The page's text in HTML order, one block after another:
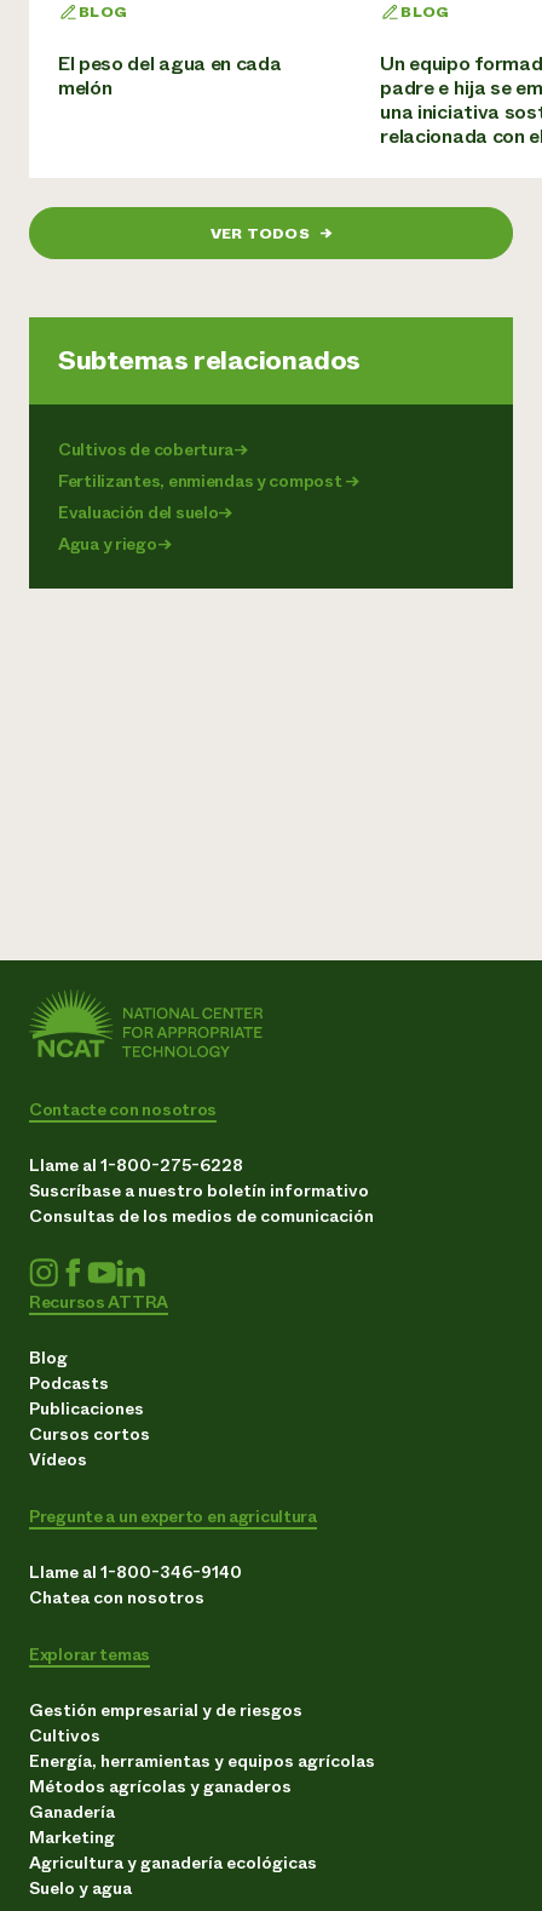
BLOG
El peso del agua en cada
melón
BLOG
Un equipo
padre e hija se
una iniciativa
relacionada con
VER TODOS →
Subtemas relacionados
Cultivos de cobertura→
Fertilizantes, enmiendas y compost→
Evaluación del suelo→
Agua y riego→
Contacte con nosotros
Llame al 1-800-275-6228
Suscríbase a nuestro boletín informativo
Consultas de los medios de comunicación
Recursos ATTRA
Blog
Podcasts
Publicaciones
Cursos cortos
Vídeos
Pregunte a un experto en agricultura
Llame al 1-800-346-9140
Chatea con nosotros
Explorar temas
Gestión empresarial y de riesgos
Cultivos
Energía, herramientas y equipos agrícolas
Métodos agrícolas y ganaderos
Ganadería
Marketing
Agricultura y ganadería ecológicas
Suelo y agua